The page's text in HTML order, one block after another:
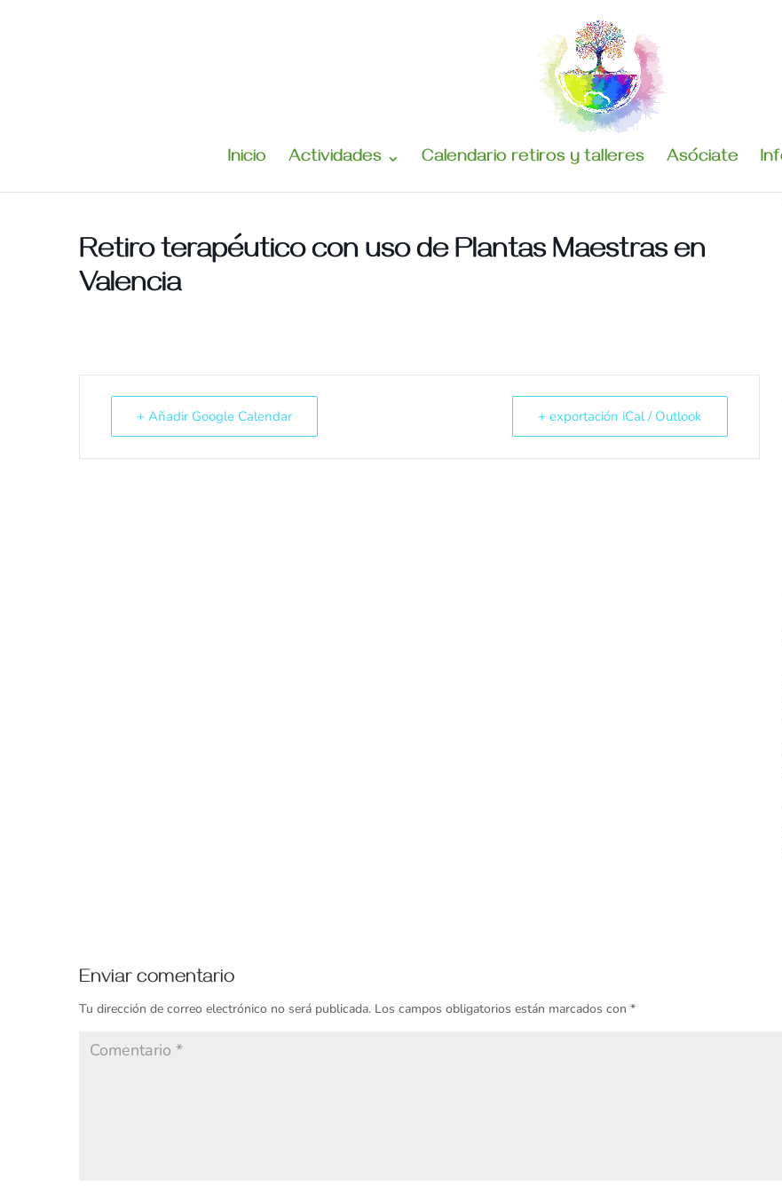
Inicio Actividades Calendario retiros y talleres Asóciate
Retiro terapéutico con uso de Plantas Maestras en
Valencia
+ Añadir Google Calendar + exportación iCal / Outlook
Enviar comentario
Tu dirección de correo electrónico no será publicada. Los campos obligatorios están marcados con *